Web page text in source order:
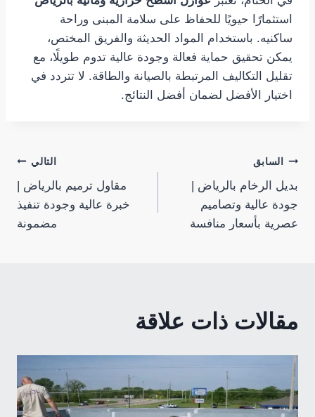
استثمارًا حيويًا للحفاظ على سلامة المبنى وراحة
ساكنيه. باستخدام المواد الحديثة والفريق المختص،
يمكن تحقيق حماية فعالة وجودة عالية تدوم طويلًا، مع
تقليل التكاليف المرتبطة بالصيانة والطاقة. لا تتردد في
اختيار الأفضل لضمان أفضل النتائج.
تصفّح
المقالات
السابق
بديل الرخام بالرياض |
جودة عالية وتصاميم
عصرية بأسعار منافسة
التالي
مقاول ترميم بالرياض |
خبرة عالية وجودة تنفيذ
مضمونة
مقالات ذات علاقة